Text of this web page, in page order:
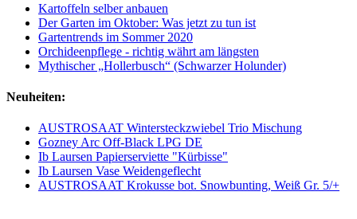
Kartoffeln selber anbauen
Der Garten im Oktober: Was jetzt zu tun ist
Gartentrends im Sommer 2020
Orchideenpflege - richtig währt am längsten
Mythischer „Hollerbusch“ (Schwarzer Holunder)
Neuheiten:
AUSTROSAAT Wintersteckzwiebel Trio Mischung
Gozney Arc Off-Black LPG DE
Ib Laursen Papierserviette "Kürbisse"
Ib Laursen Vase Weidengeflecht
AUSTROSAAT Krokusse bot. Snowbunting, Weiß Gr. 5/+